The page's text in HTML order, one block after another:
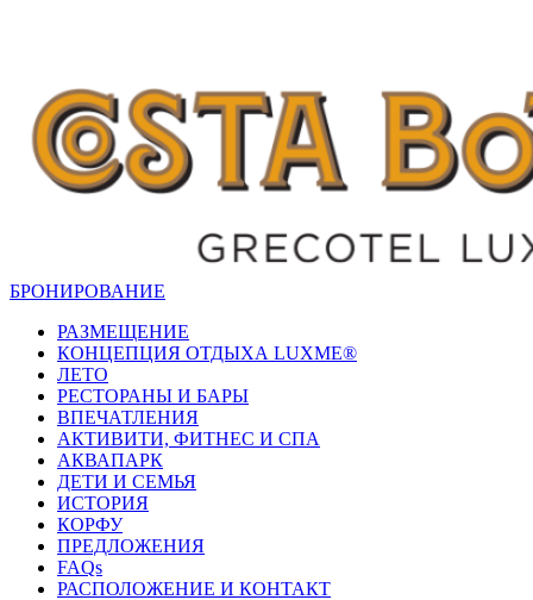
БРОНИРОВАНИЕ
РАЗМЕЩЕНИЕ
КОНЦЕПЦИЯ ОТДЫХА LUXME®
ЛЕТО
РЕСТОРАНЫ И БАРЫ
ВПЕЧАТЛЕНИЯ
АКТИВИТИ, ФИТНЕС И СПА
АКВАПАРК
ДЕТИ И СЕМЬЯ
ИСТОРИЯ
КОРФУ
ПРЕДЛОЖЕНИЯ
FAQs
РАСПОЛОЖЕНИЕ И КОНТАКТ